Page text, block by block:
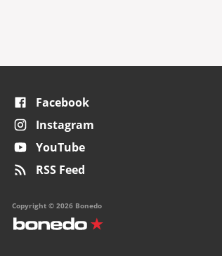
Facebook
Instagram
YouTube
RSS Feed
Copyright © 2026 Bonedo